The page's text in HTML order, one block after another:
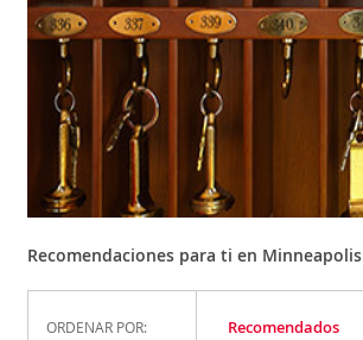
Recomendaciones para ti en Minneapolis
ORDENAR POR: Recomendados